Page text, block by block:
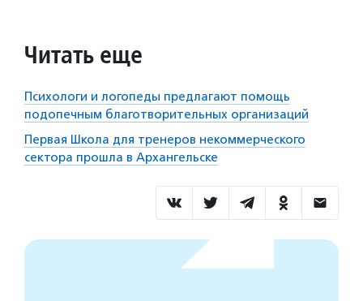
Читать еще
Психологи и логопеды предлагают помощь
подопечным благотворительных организаций
Первая Школа для тренеров некоммерческого
сектора прошла в Архангельске